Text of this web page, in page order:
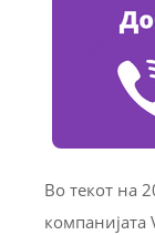
Во текот на
компанијата